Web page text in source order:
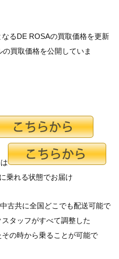
るDE ROSAの買取価格を更新
買取価格を公開していま
乗れる状態でお届け
古共に全国どこでも配送可能で
タッフがすべて調整した
の時から乗ることが可能で